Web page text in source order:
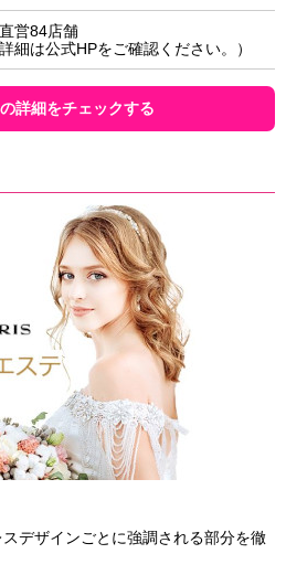
営84店舗
細は公式HPをご確認ください。）
詳細をチェックする
デザインごとに強調される部分を徹